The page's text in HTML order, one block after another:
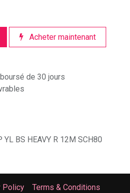
Acheter maintenant
de 30 jours
YL BS HEAVY R 12M SCH80
Policy Terms & Conditions